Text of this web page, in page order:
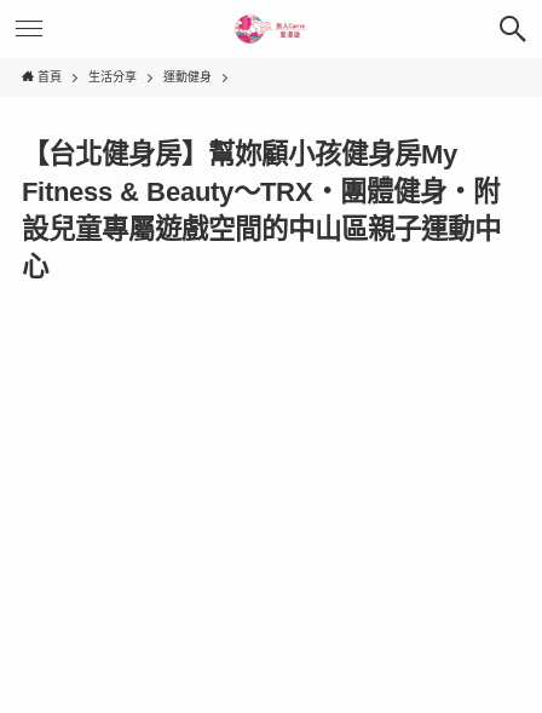
首頁 生活分享 運動健身
【台北健身房】幫妳顧小孩健身房My
Fitness & Beauty～TRX‧團體健身‧附
設兒童專屬遊戲空間的中山區親子運動中
心